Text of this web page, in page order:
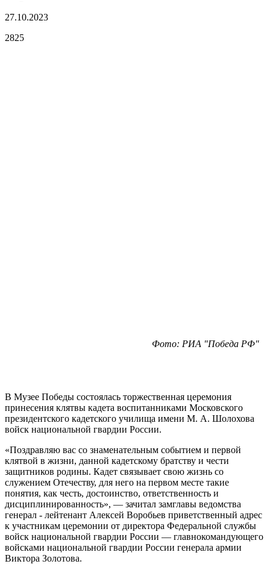
27.10.2023
2825
Фото: РИА "Победа РФ"
В Музее Победы состоялась торжественная церемония
принесения клятвы кадета воспитанниками Московского
президентского кадетского училища имени М. А. Шолохова
войск национальной гвардии России.
«Поздравляю вас со знаменательным событием и первой
клятвой в жизни, данной кадетскому братству и чести
защитников родины. Кадет связывает свою жизнь со
служением Отечеству, для него на первом месте такие
понятия, как честь, достоинство, ответственность и
дисциплинированность», — зачитал замглавы ведомства
генерал - лейтенант Алексей Воробьев приветственный адрес
к участникам церемонии от директора Федеральной службы
войск национальной гвардии России — главнокомандующего
войсками национальной гвардии России генерала армии
Виктора Золотова.